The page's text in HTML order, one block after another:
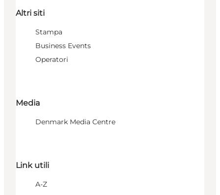
Altri siti
Stampa
Business Events
Operatori
Media
Denmark Media Centre
Link utili
A-Z